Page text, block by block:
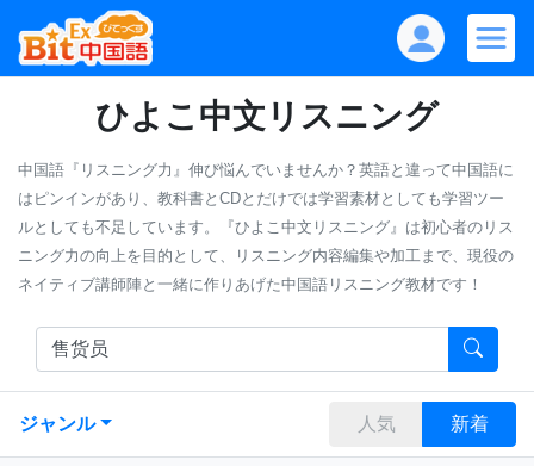
ひよこ中文リスニング
中国語『リスニング力』伸び悩んでいませんか？英語と違って中国語に
はピンインがあり、教科書とCDとだけでは学習素材としても学習ツー
ルとしても不足しています。『ひよこ中文リスニング』は初心者のリス
ニング力の向上を目的として、リスニング内容編集や加工まで、現役の
ネイティブ講師陣と一緒に作りあげた中国語リスニング教材です！
ジャンル 人気 新着